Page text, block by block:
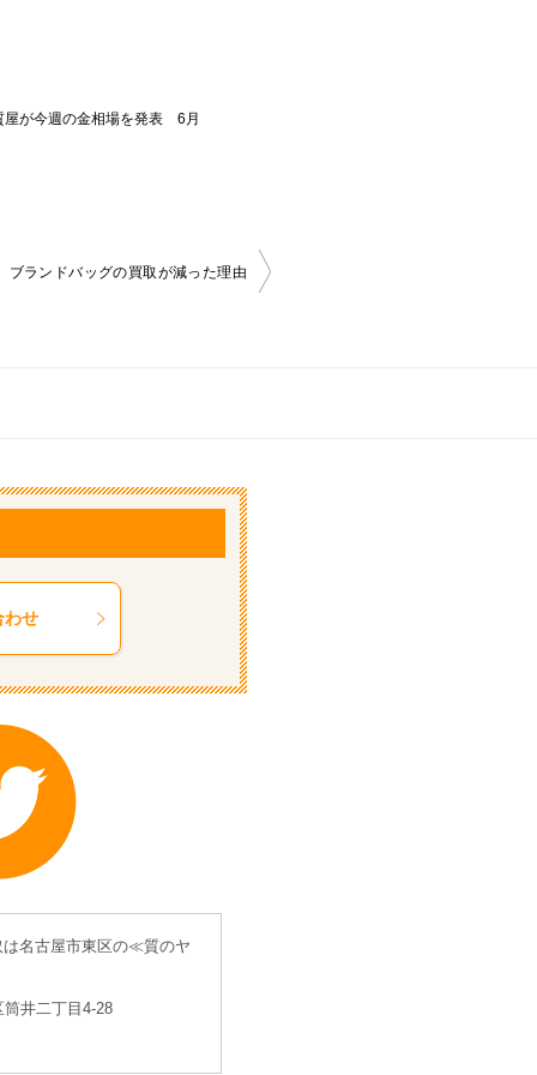
屋が今週の金相場を発表 6月
ブランドバッグの買取が減った理由
わせ
は名古屋市東区の≪質のヤ
筒井二丁目4-28